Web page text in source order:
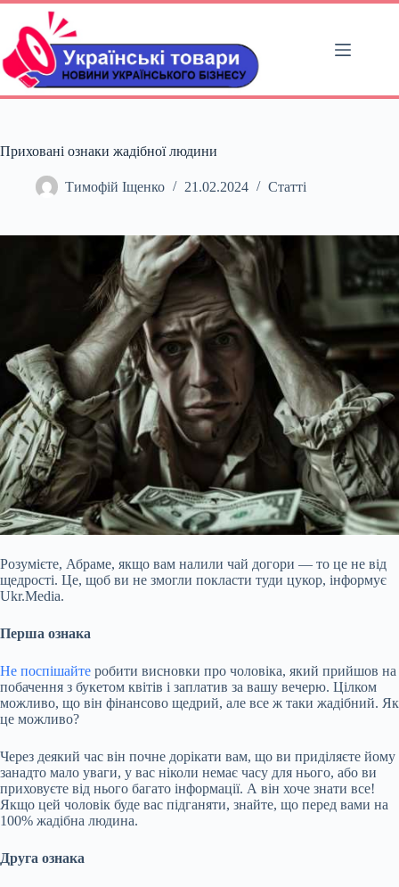
Перейти
вмісту
Приховані ознаки жадібної людини
Тимофій Іщенко 21.02.2024 Статті
Розумієте, Абраме, якщо вам налили чай догори — то це не від
щедрості. Це, щоб ви не змогли покласти туди цукор, інформує
Ukr.Media.
Перша ознака
Не поспішайте робити висновки про чоловіка, який прийшов на
побачення з букетом квітів і заплатив за вашу вечерю. Цілком
можливо, що він фінансово щедрий, але все ж таки жадібний. Як
це можливо?
Через деякий час він почне дорікати вам, що ви приділяєте йому
занадто мало уваги, у вас ніколи немає часу для нього, або ви
приховуєте від нього багато інформації. А він хоче знати все!
Якщо цей чоловік буде вас підганяти, знайте, що перед вами на
100% жадібна людина.
Друга ознака